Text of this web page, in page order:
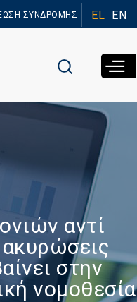
ΣΥΝΔΡΟΜΗΣ EL EN
αντί
στην
νομοθεσία